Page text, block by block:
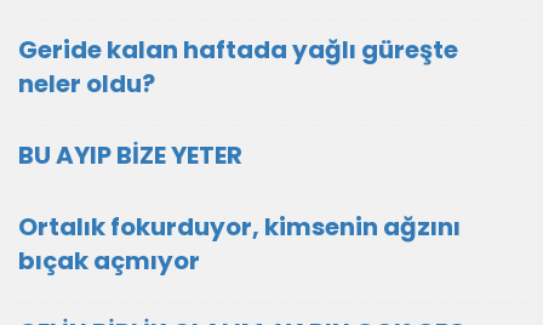
Geride kalan haftada yağlı güreşte
neler oldu?
BU AYIP BİZE YETER
Ortalık fokurduyor, kimsenin ağzını
bıçak açmıyor